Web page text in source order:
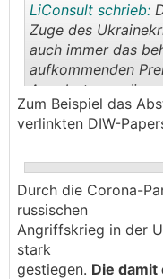
LiConsult schrieb:
Zuge des
auch immer das
aufkommenden
Nachfrageschub
nicht rechtzeitig
nochmal machen.
Zum Beispiel das
verlinkten DIW-
Durch die Corona-
russischen
Angriffskrieg in der
stark
gestiegen. Die